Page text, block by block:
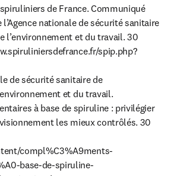
de France. Communiqué
l’Agence nationale de sécurité sanitaire
l’environnement et du travail. 30
spip.php?
de sécurité sanitaire de
et du travail.
à base de spiruline : privilégier
les mieux contrôlés. 30
compl%C3%A9ments-
base-de-spiruline-